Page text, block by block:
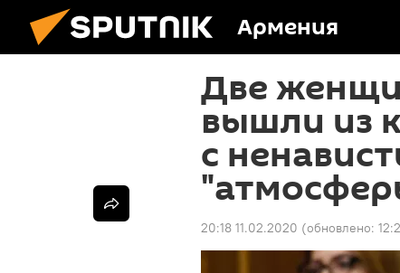
Армения
Две
вышли из
с
20:18 11.02.2020 (обновлено: